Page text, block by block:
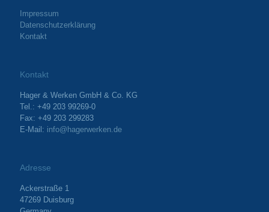
Impressum
Datenschutzerklärung
Kontakt
Kontakt
Hager & Werken GmbH & Co. KG
Tel.: +49 203 99269-0
Fax: +49 203 299283
E-Mail: info@hagerwerken.de
Adresse
Ackerstraße 1
47269 Duisburg